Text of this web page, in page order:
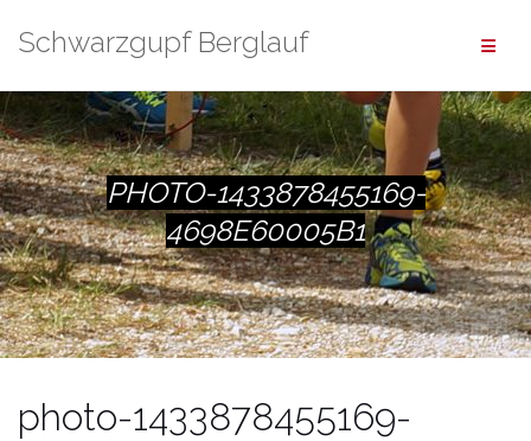
Inhalt
Schwarzgupf Berglauf
PHOTO-1433878455169-
4698E60005B1
photo-1433878455169-